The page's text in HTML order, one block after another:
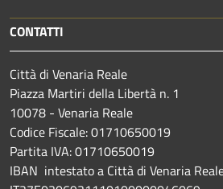
CONTATTI
Città di Venaria Reale
Piazza Martiri della Libertà n. 1
10078 - Venaria Reale
Codice Fiscale: 01710650019
Partita IVA: 01710650019
IBAN intestato a Città di Venaria